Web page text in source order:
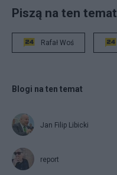
Piszą na ten temat
Rafał Woś
Blogi na ten temat
Jan Filip Libicki
report